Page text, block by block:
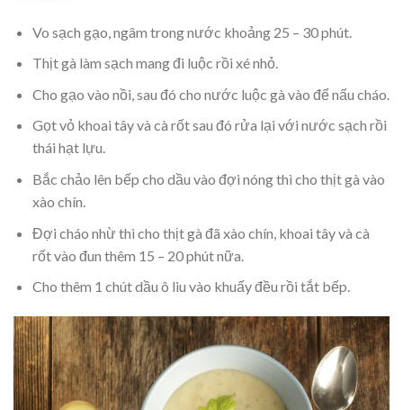
Vo sạch gạo, ngâm trong nước khoảng 25 – 30 phút.
Thịt gà làm sạch mang đi luộc rồi xé nhỏ.
Cho gạo vào nồi, sau đó cho nước luộc gà vào để nấu cháo.
Gọt vỏ khoai tây và cà rốt sau đó rửa lại với nước sạch rồi
thái hạt lựu.
Bắc chảo lên bếp cho dầu vào đợi nóng thì cho thịt gà vào
xào chín.
Đợi cháo nhừ thì cho thịt gà đã xào chín, khoai tây và cà
rốt vào đun thêm 15 – 20 phút nữa.
Cho thêm 1 chút dầu ô liu vào khuấy đều rồi tắt bếp.